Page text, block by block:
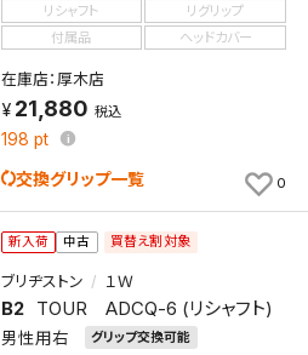
リシャフト
リグリップ
付属品
ヘッドカバー
在庫店：厚木店
21,880 税込
198 pt
交換グリップ一覧 0
新入荷 中古 買替え割対象
ブリヂストン １Ｗ
B2 TOUR ADCQ-6 (リシャフト)
男性用右 グリップ交換可能